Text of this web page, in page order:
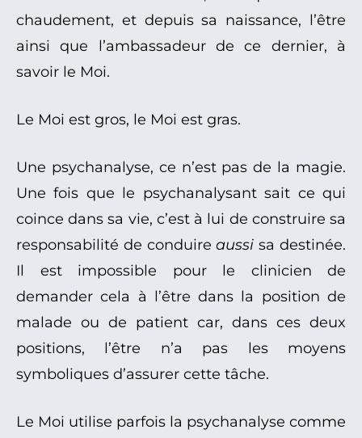
chaudement, et depuis sa naissance, l’être
ainsi que l’ambassadeur de ce dernier, à
savoir le Moi.
Le Moi est gros, le Moi est gras.
Une psychanalyse, ce n’est pas de la magie.
Une fois que le psychanalysant sait ce qui
coince dans sa vie, c’est à lui de construire sa
responsabilité de conduireaussi sa destinée.
Il est impossible pour le clinicien de
demander cela à l’être dans la position de
malade ou de patient car, dans ces deux
positions, l’être n’a pas les moyens
symboliques d’assurer cette tâche.
Le Moi utilise parfois la psychanalyse comme